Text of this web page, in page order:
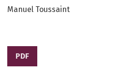
Manuel Toussaint
PDF